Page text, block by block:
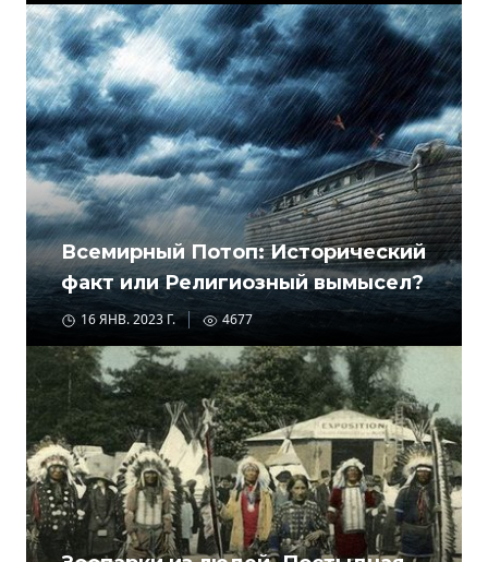
Всемирный Потоп: Исторический
факт или Религиозный вымысел?
16 ЯНВ. 2023 Г. 4677